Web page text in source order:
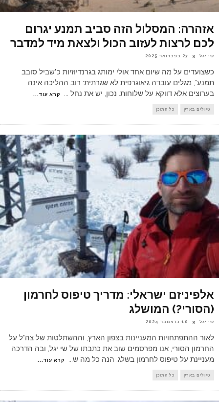
אזהרה: המסלול הזה סביב תמנע יגרום
לכם לרצות לעזוב הכול ולצאת מיד למדבר
שי יגל 27 בפברואר 2025
כשצועדים על מה שיום אחד אולי ימותג בגרנדיוזיות כ"שביל סובב
תמנע", מגלים עובדה גיאוגרפית לא שגרתית: רוב ההליכה אינה
בערוצים אלא דווקא על שלוחות. נכון, יש את נחל ... קרא עוד...
טיולים בארץ כל התוכן
אלפיניזם ישראלי: מדריך טיפוס לחרמון
(הסורי?) המושלג
שי יגל 10 בדצמבר 2024
לאור ההתפתחויות המעניינות בצפון הארץ, וההשתלטות של צה"ל על
החרמון הסורי, אנו מפרסמים שוב את כתבתו של שי יגל, ובה הדרכה
מעניינת על טיפוס לחרמון בשלג. הנה כל מה ש... קרא עוד...
טיולים בארץ כל התוכן